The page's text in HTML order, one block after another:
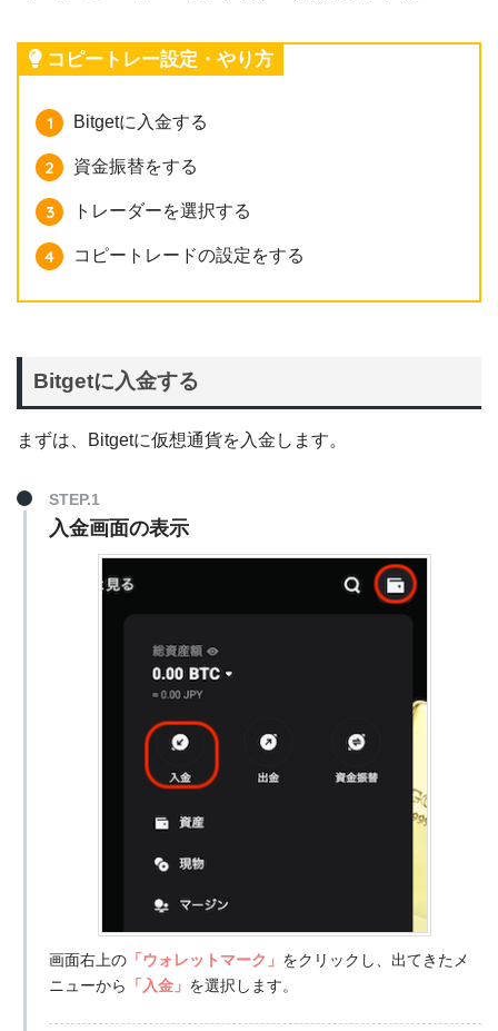
コピートレー設定・やり方
Bitgetに入金する
資金振替をする
トレーダーを選択する
コピートレードの設定をする
Bitgetに入金する
まずは、Bitgetに仮想通貨を入金します。
STEP.1
入金画面の表示
画面右上の「ウォレットマーク」 をクリックし、出てきたメ
ニューから
「入金」 を選択します。